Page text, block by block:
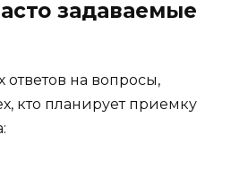
задаваемые
ответов на вопросы,
кто планирует приемку